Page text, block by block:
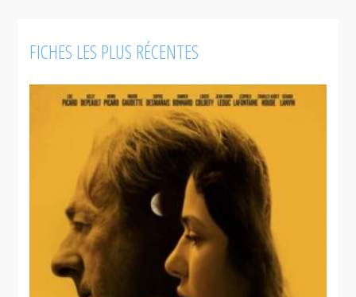
FICHES LES PLUS RÉCENTES